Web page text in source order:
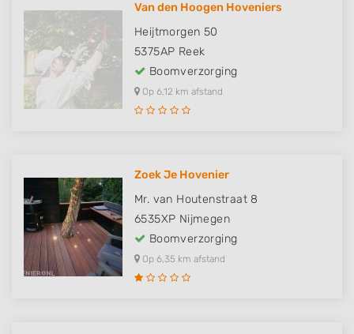
Van den Hoogen Hoveniers
Heijtmorgen 50
5375AP Reek
Boomverzorging
Op 6,12 km afstand
Zoek Je Hovenier
Mr. van Houtenstraat 8
6535XP Nijmegen
Boomverzorging
Op 6,35 km afstand